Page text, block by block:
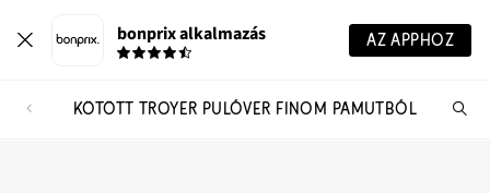
bonprix alkalmazás AZ APPHOZ
KÖTÖTT TROYER PULÓVER FINOM PAMUTBÓL